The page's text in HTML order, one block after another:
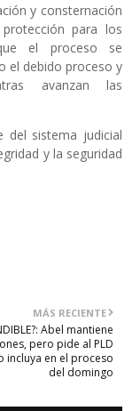
y consternación
para los
el proceso se
el debido proceso y
avanzan las
del sistema judicial
y la seguridad
MÁS RECIENTE
Abel mantiene
pero pide al PLD
incluya en el proceso
del domingo